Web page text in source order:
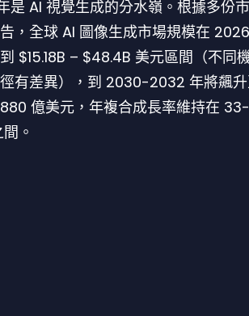
是 AI 視覺生成的分水嶺。根據多份
，全球 AI 圖像生成市場規模在
$15.18B – $48.4B 美元區間（不同
有差異），到 2030-2032 年將飆
億美元，年複合成長率維持在 33-
。